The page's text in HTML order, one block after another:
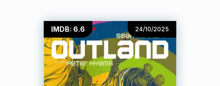
IMDB: 6.6 24/10/2025